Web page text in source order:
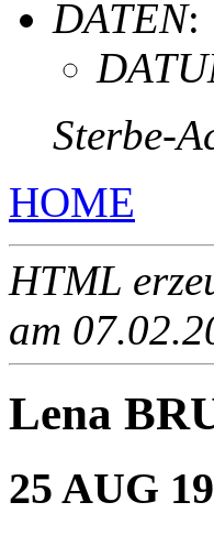
DATEN:
Sterbe-
HOME
HTML
am
Lena
25 AUG